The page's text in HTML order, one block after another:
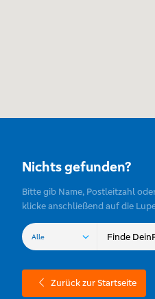
Nichts gefunden?
Bitte gib Name, Postleitzahl
klicke anschließend auf die
Zurück zur Startseite